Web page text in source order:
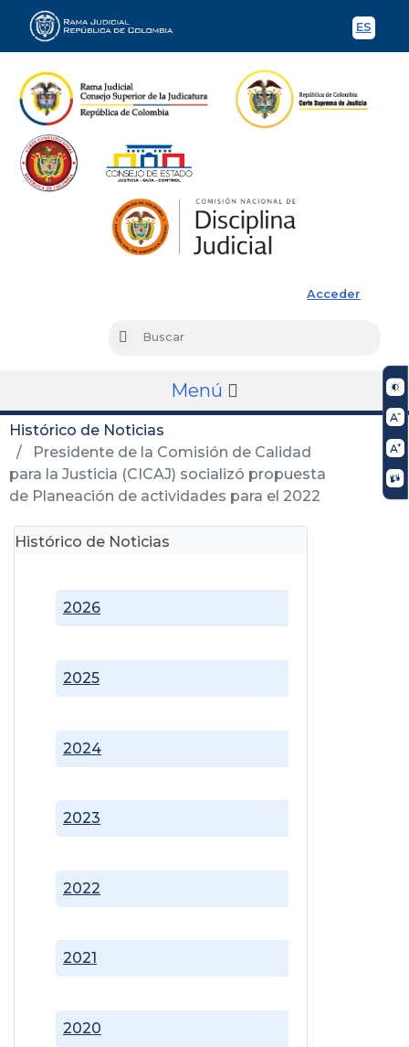
ES
Rama Judicial
Acceder
Buscar
Menú
Histórico de Noticias
Presidente de la Comisión de Calidad
para la Justicia (CICAJ) socializó propuesta
de Planeación de actividades para el 2022
Histórico de Noticias
2020
2021
2022
2023
2024
2025
2026